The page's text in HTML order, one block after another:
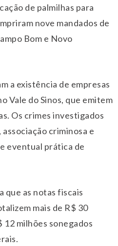
de palmilhas para
nove mandados de
Bom e Novo
a existência de empresas
Vale do Sinos, que emitem
Os crimes investigados
criminosa e
eventual prática de
que as notas fiscais
mais de R$ 30
12 milhões sonegados